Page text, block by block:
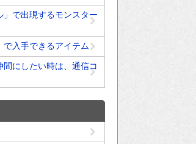
」で出現するモンスター
で入手できるアイテム
間にしたい時は、通信コ